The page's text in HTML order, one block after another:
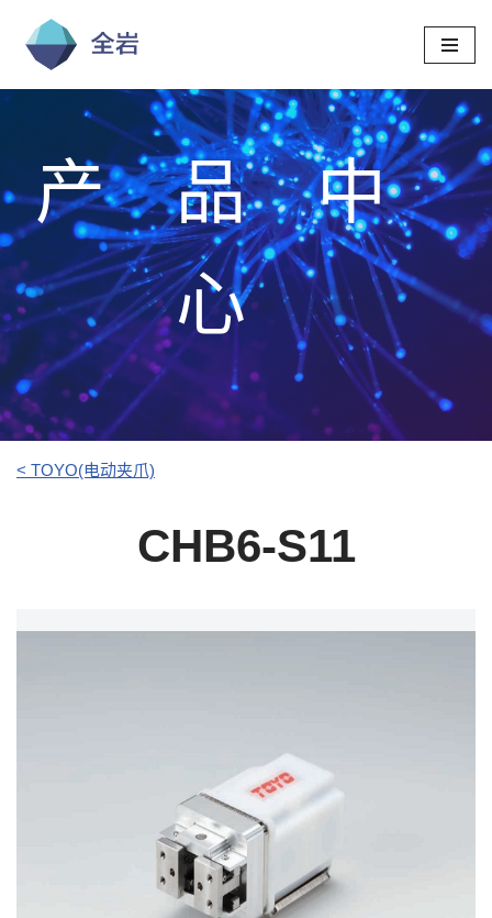
跳
至
产品中
心
< TOYO(电动夹爪)
CHB6-S11